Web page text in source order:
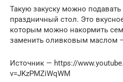
Такую закуску можно
праздничный стол. Это
которым можно накормить
заменить оливковым маслом
Источник — https://
v=JKzPMZiWqWM